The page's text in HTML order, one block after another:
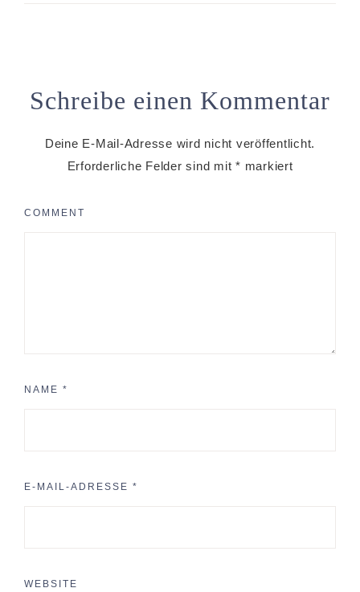
Schreibe einen Kommentar
Deine E-Mail-Adresse wird nicht veröffentlicht.
Erforderliche Felder sind mit * markiert
COMMENT
NAME *
E-MAIL-ADRESSE *
WEBSITE